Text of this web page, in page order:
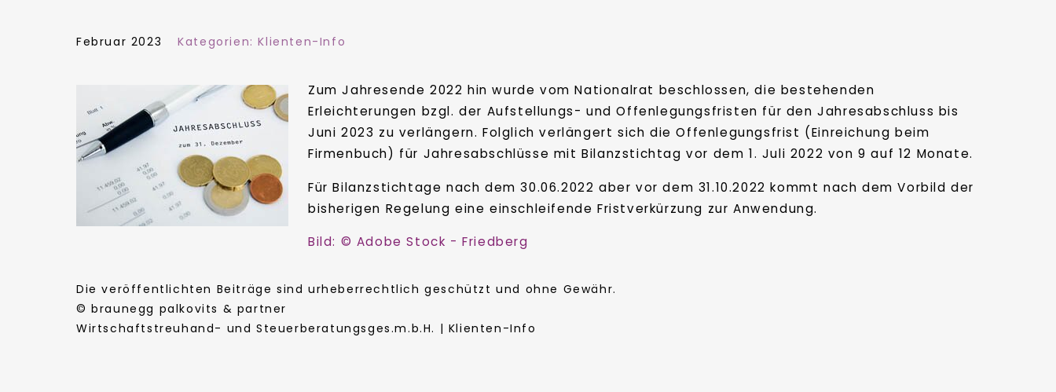
Februar 2023 Kategorien:Klienten-Info
Zum Jahresende 2022 hin wurde vom Nationalrat beschlossen, die bestehenden
Erleichterungen bzgl. der Aufstellungs- und Offenlegungsfristen für den Jahresabschluss bis
Juni 2023 zu verlängern. Folglich verlängert sich die Offenlegungsfrist (Einreichung beim
Firmenbuch) für Jahresabschlüsse mit Bilanzstichtag vor dem 1. Juli 2022 von 9 auf 12 Monate.
Für Bilanzstichtage nach dem 30.06.2022 aber vor dem 31.10.2022 kommt nach dem Vorbild der
bisherigen Regelung eine einschleifende Fristverkürzung zur Anwendung.
Bild: © Adobe Stock - Friedberg
Die veröffentlichten Beiträge sind urheberrechtlich geschützt und ohne Gewähr.
© braunegg palkovits & partner
Wirtschaftstreuhand- und Steuerberatungsges.m.b.H. | Klienten-Info